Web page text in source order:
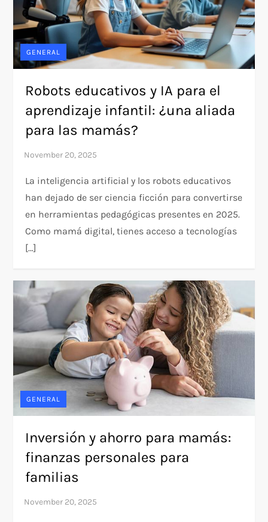
GENERAL
Robots educativos y IA para el
aprendizaje infantil: ¿una aliada
para las mamás?
La inteligencia artificial y los robots educativos
han dejado de ser ciencia ficción para convertirse
en herramientas pedagógicas presentes en 2025.
Como mamá digital, tienes acceso a tecnologías
[…]
GENERAL
Inversión y ahorro para mamás:
finanzas personales para
familias